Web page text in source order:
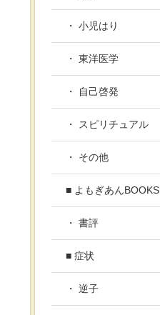
・ 小児はり
・ 東洋医学
・ 自己啓発
・ スピリチュアル
・ その他
■ よもぎあんBOOKS
・ 書評
■ 症状
・ 逆子